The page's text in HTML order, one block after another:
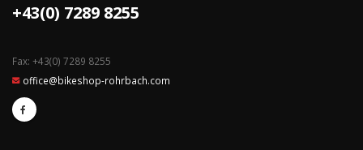
+43(0) 7289 8255
Fax: +43(0) 7289 8255
office@bikeshop-rohrbach.com